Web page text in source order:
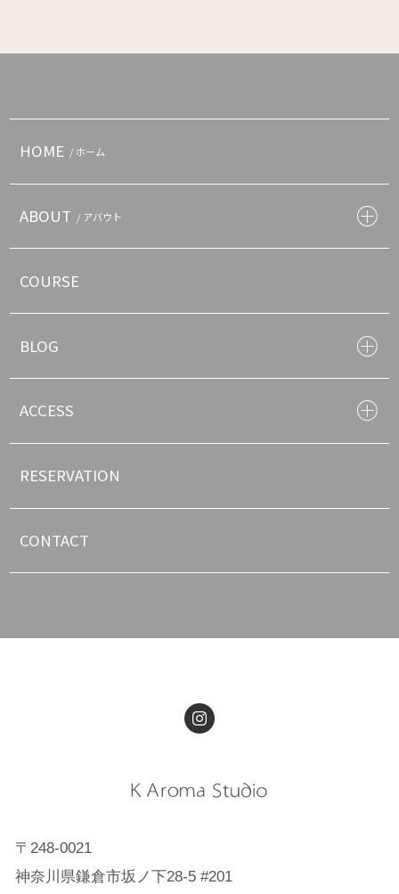
HOME / ホーム
ABOUT / アバウト
COURSE
BLOG
ACCESS
RESERVATION
CONTACT
〒248-0021
神奈川県鎌倉市坂ノ下28-5 #201